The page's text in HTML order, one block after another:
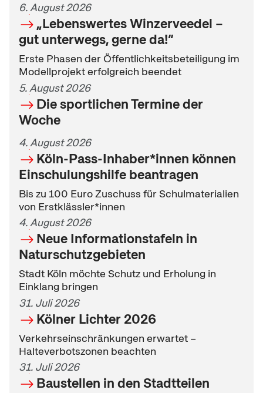
6. August 2026
„Lebenswertes Winzerveedel –
gut unterwegs, gerne da!“
Erste Phasen der Öffentlichkeitsbeteiligung im
Modellprojekt erfolgreich beendet
5. August 2026
Die sportlichen Termine der
Woche
4. August 2026
Köln-Pass-Inhaber*innen können
Einschulungshilfe beantragen
Bis zu 100 Euro Zuschuss für Schulmaterialien
von Erstklässler*innen
4. August 2026
Neue Informationstafeln in
Naturschutzgebieten
Stadt Köln möchte Schutz und Erholung in
Einklang bringen
31. Juli 2026
Kölner Lichter 2026
Verkehrseinschränkungen erwartet –
Halteverbotszonen beachten
31. Juli 2026
Baustellen in den Stadtteilen